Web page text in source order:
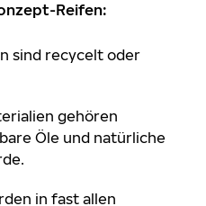
Reifen:
sind recycelt oder
gehören
Öle und natürliche
in fast allen